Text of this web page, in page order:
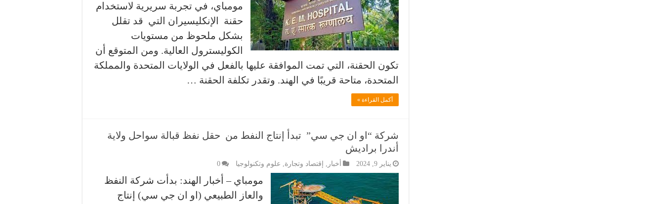
مومباي، في تجربة سريرية لاستخدام
حقنة الإنكليسيران التي قد تقلل
بشكل ملحوظ من مستويات
الكوليسترول العالية. ومن المتوقع أن
تكون الحقنة، التي تمت الموافقة عليها بالفعل في الولايات المتحدة والمملكة
المتحدة، متاحة قريبًا في الهند. وتقدر تكلفة الحقنة …
أكمل القراءة »
شركة “او ان جي سي” تبدأ إنتاج النفط من حقل نفظ قبالة سواحل ولاية
أندرا براديش
يناير 9, 2024 أخبار , إقتصاد وتجارة, علوم وتكنولوجيا 0
مومباي – أخبار الهند: بدأت شركة النفظ
والعاز الطبيعي (او ان جي سي) إنتاج